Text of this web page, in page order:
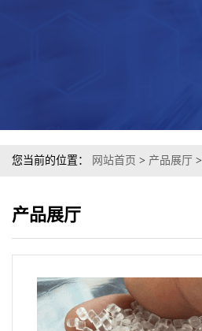
您当前的位置： 网站首页 > 产品展厅 >
产品展厅